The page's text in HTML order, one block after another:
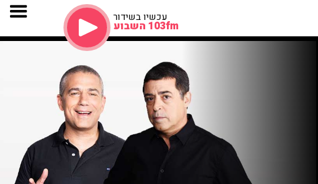
עכשיו בשידור
103fm השבוע